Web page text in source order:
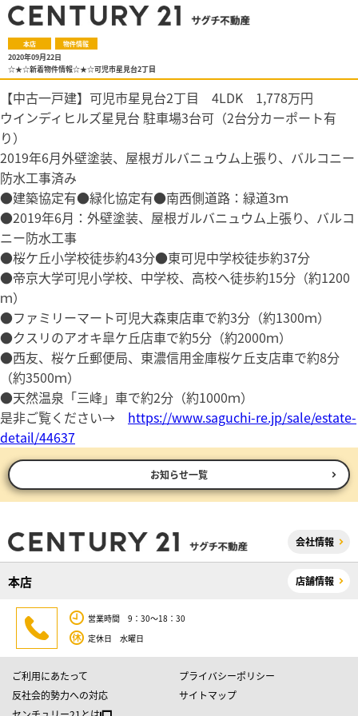
本店 物件情報
2020年09月22日
☆★☆新着物件情報☆★☆可児市星見台2丁目
【中古一戸建】可児市星見台2丁目 4LDK 1,778万円
ウインディヒルズ星見台 駐車場3台可（2台分カーポート有
り）
2019年6月外壁塗装、屋根ガルバニュウム上張り、バルコニー
防水工事済み
●建築協定有●緑化協定有●南西側道路：緑道3ｍ
●2019年6月：外壁塗装、屋根ガルバニュウム上張り、バルコ
ニー防水工事
●桜ケ丘小学校徒歩約43分●東可児中学校徒歩約37分
●帝京大学可児小学校、中学校、高校へ徒歩約15分（約1200
ｍ）
●ファミリーマート可児大森東店車で約3分（約1300ｍ）
●クスリのアオキ皐ケ丘店車で約5分（約2000ｍ）
●西友、桜ケ丘郵便局、東濃信用金庫桜ケ丘支店車で約8分
（約3500ｍ）
●天然温泉「三峰」車で約2分（約1000ｍ）
是非ご覧ください→ https://www.saguchi-re.jp/sale/estate-
detail/44637
お知らせ一覧
会社情報
本店 店舗情報
営業時間 9：30～18：30
定休日 水曜日
ご利用にあたって
プライバシーポリシー
反社会的勢力への対応
サイトマップ